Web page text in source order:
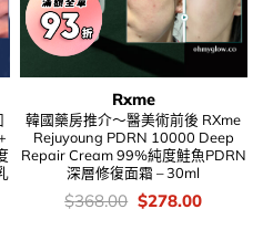
Rxme
韓國藥房推介～醫美術前後 RXme
Rejuyoung PDRN 10000 Deep
Repair Cream 99%純度鮭魚PDRN
深層修復面霜 – 30ml
價
$368.00 Original
$278.00Current